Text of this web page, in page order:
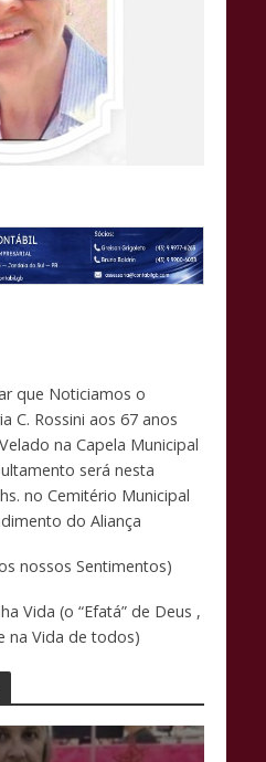
que Noticiamos o
C. Rossini aos 67 anos
na Capela Municipal
será nesta
no Cemitério Municipal
do Aliança
nossos Sentimentos)
Vida (o “Efatá” de Deus ,
na Vida de todos)